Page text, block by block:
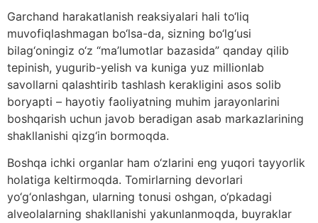
Garchand harakatlanish reaksiyalari hali to‘liq
muvofiqlashmagan bo‘lsa-da, sizning bo‘lg‘usi
bilag‘oningiz o‘z “ma’lumotlar bazasida” qanday qilib
tepinish, yugurib-yelish va kuniga yuz millionlab
savollarni qalashtirib tashlash kerakligini asos solib
boryapti – hayotiy faoliyatning muhim jarayonlarini
boshqarish uchun javob beradigan asab markazlarining
shakllanishi qizg‘in bormoqda.
Boshqa ichki organlar ham o‘zlarini eng yuqori tayyorlik
holatiga keltirmoqda. Tomirlarning devorlari
yo‘g‘onlashgan, ularning tonusi oshgan, o‘pkadagi
alveolalarning shakllanishi yakunlanmoqda, buyraklar